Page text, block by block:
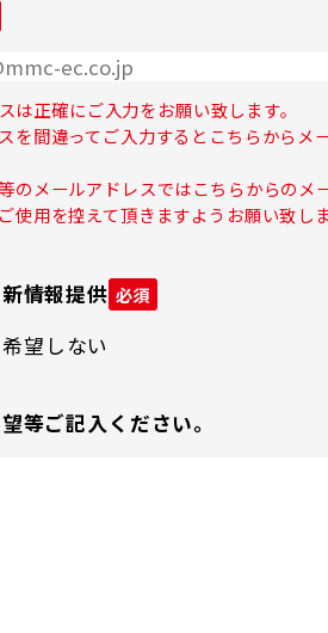
は正確にご入力をお願い致します。
を間違ってご入力するとこちらからメ
のメールアドレスではこちらからの
使用を控えて頂きますようお願い致し
情報提供 必須
希望しない
等ご記入ください。